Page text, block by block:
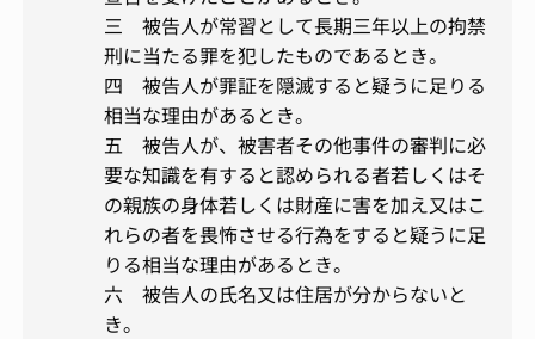
三 被告人が常習として長期三年以上の拘禁
刑に当たる罪を犯したものであるとき。
四 被告人が罪証を隠滅すると疑うに足りる
相当な理由があるとき。
五 被告人が、被害者その他事件の審判に必
要な知識を有すると認められる者若しくはそ
の親族の身体若しくは財産に害を加え又はこ
れらの者を畏怖させる行為をすると疑うに足
りる相当な理由があるとき。
六 被告人の氏名又は住居が分からないと
き。